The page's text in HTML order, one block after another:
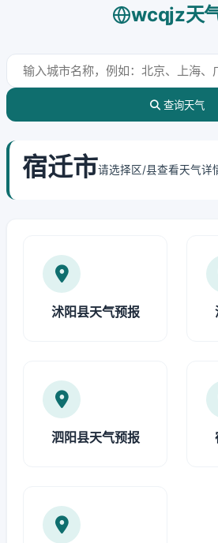
wcqjz天
查询天气
宿迁市请选择区/县查看天气详
沭阳县天气预报
泗阳县天气预报